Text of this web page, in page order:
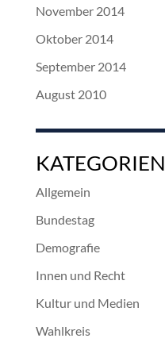
November 2014
Oktober 2014
September 2014
August 2010
KATEGORIEN
Allgemein
Bundestag
Demografie
Innen und Recht
Kultur und Medien
Wahlkreis